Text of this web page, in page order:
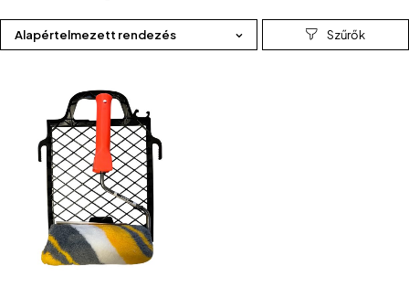
Alapértelmezett rendezés